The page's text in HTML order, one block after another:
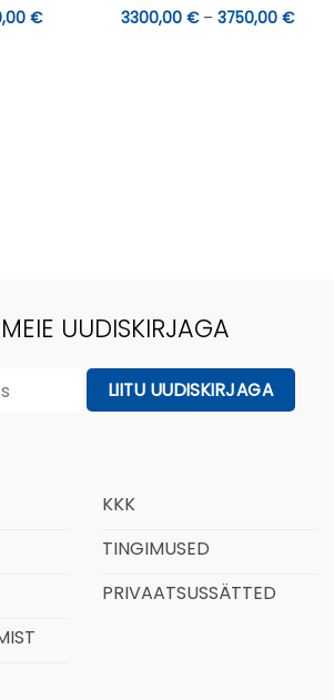
€Hinnavahemik:3300,00 € – 3750,00 €
UUDISKIRJAGA
KKK
TINGIMUSED
PRIVAATSUSSÄTTED